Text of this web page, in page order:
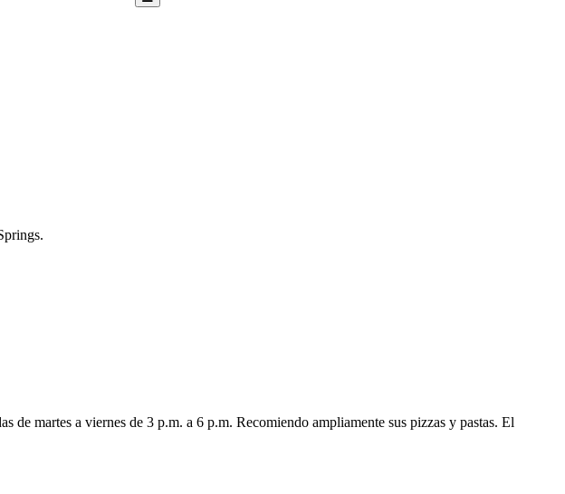
martes a viernes de 3 p.m. a 6 p.m. Recomiendo ampliamente sus pizzas y pastas. El